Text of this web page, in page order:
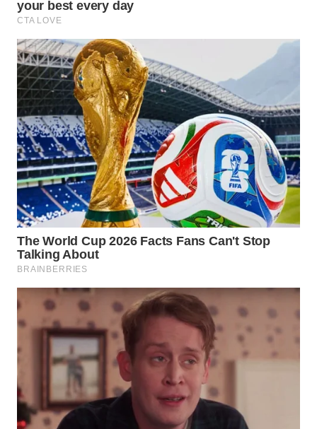
WN
SUBANG
WN
SUKABUMI
WN
PURWAKARTA
WN
PRIANGAN
TIMUR
WN
SEMARANG
SOLO
WN
BOROBUDUR
MADURA